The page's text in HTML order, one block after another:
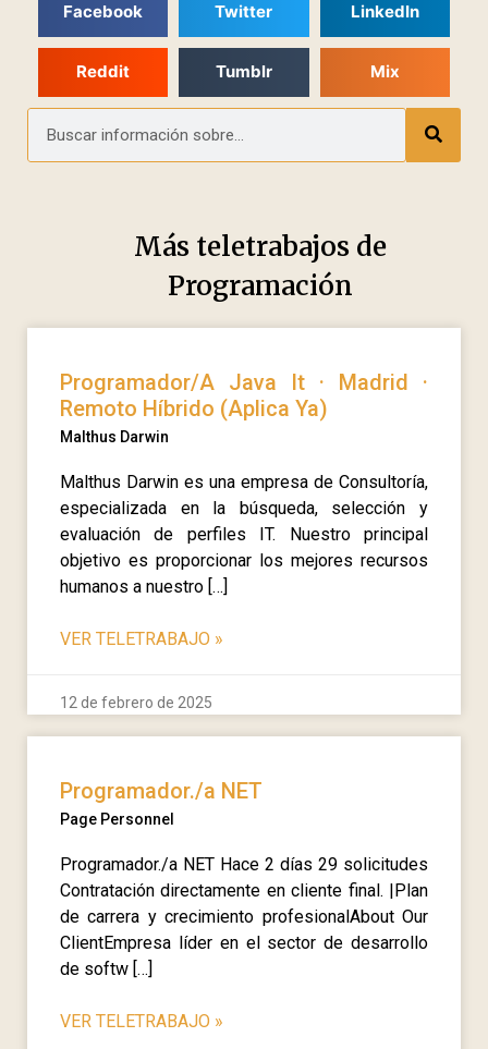
Facebook Twitter LinkedIn
Reddit Tumblr Mix
Más teletrabajos de
Programación
Programador/A Java It · Madrid ·
Remoto Híbrido (Aplica Ya)
Malthus Darwin
Malthus Darwin es una empresa de Consultoría,
especializada en la búsqueda, selección y
evaluación de perfiles IT. Nuestro principal
objetivo es proporcionar los mejores recursos
humanos a nuestro […]
VER TELETRABAJO »
12 de febrero de 2025
Programador./a NET
Page Personnel
Programador./a NET Hace 2 días 29 solicitudes
Contratación directamente en cliente final. |Plan
de carrera y crecimiento profesionalAbout Our
ClientEmpresa líder en el sector de desarrollo
de softw […]
VER TELETRABAJO »